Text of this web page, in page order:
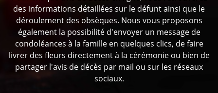
des informations détaillées sur le défunt ainsi que le
déroulement des obsèques. Nous vous proposons
également la possibilité d'envoyer un message de
condoléances à la famille en quelques clics, de faire
livrer des fleurs directement à la cérémonie ou bien de
partager l'avis de décès par mail ou sur les réseaux
sociaux.